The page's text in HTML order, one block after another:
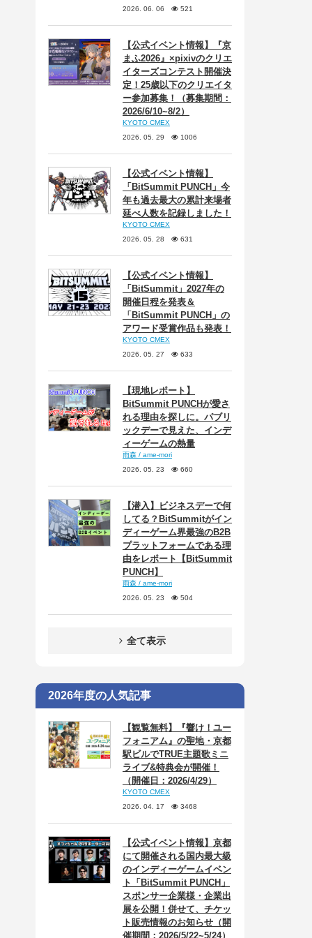
2026. 06. 06 521
【公式イベント情報】『京
まふ2026』×pixivのクリエ
イターズコンテスト開催決
定！25歳以下のクリエイタ
ー参加募集！（募集期間：
2026/6/10~8/2）
KYOTO CMEX
2026. 05. 29
1006
【公式イベント情報】
「BitSummit PUNCH」今
年も過去最大の累計来場者
延べ人数を記録しました！
KYOTO CMEX
2026. 05. 28
631
【公式イベント情報】
「BitSummit」2027年の
開催日程を発表＆
「BitSummit PUNCH」の
アワード受賞作品も発表！
KYOTO CMEX
2026. 05. 27
633
【現地レポート】
BitSummit PUNCHが愛さ
れる理由を探しに。パブリ
ックデーで見えた、インデ
ィーゲームの熱量
雨森 / ame-mori
2026. 05. 23
660
【潜入】ビジネスデーで何
してる？BitSummitがイン
ディーゲーム界最強のB2B
プラットフォームである理
由をレポート【BitSummit
PUNCH】
雨森 / ame-mori
2026. 05. 23
504
全て表示
2026年度の人気記事
【観覧無料】『響け！ユー
フォニアム』の聖地・京都
駅ビルでTRUE主題歌ミニ
ライブ&特典会が開催！
（開催日：2026/4/29）
KYOTO CMEX
2026. 04. 17
3468
【公式イベント情報】京都
にて開催される国内最大級
のインディーゲームイベン
ト「BitSummit PUNCH」
スポンサー企業様・企業出
展を公開！併せて、チケッ
ト販売情報のお知らせ（開
催期間：2026/5/22~5/24）